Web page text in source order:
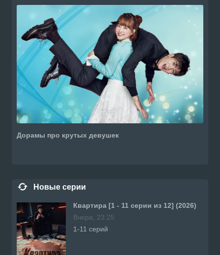
Дорамы про крутых девушек
Новые серии
Квартира [1 - 11 серии из 12] (2026)
Вчера, 23:25
1-11 серий